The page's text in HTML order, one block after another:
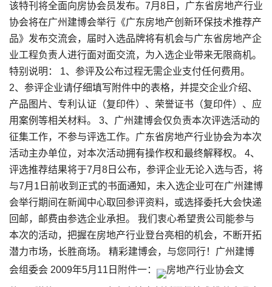
该特刊将全面向房协会员发布。7月8日，广东省房地产行业
协会将在广州建博会举行《广东房地产创新环保技术推荐产
品》发布交流会，届时入选品牌将有机会与广东省房地产企
业工程负责人进行面对面交流，为入选企业带来无限商机。
特别说明： 1、参评及公布过程无需企业支付任何费用。
2、参评企业请仔细填写附件中的表格，并提交企业介绍、
产品图片、专利认证（复印件）、荣誉证书（复印件）、应
用案例等相关材料。 3、广州建博会仅负责本次评选活动的
征集工作，不参与评选工作。广东省房地产行业协会为本次
活动主办单位，对本次活动拥有操作权和最终解释权。 4、
评选推荐结果将于7月8日公布，参评企业无论入选与否，将
与7月1日前收到正式的书面通知，未入选企业可在广州建博
会举行期间在新闻中心取回参评资料，或选择委托大会快递
回邮，邮费由参选企业承担。 我们衷心希望贵公司能参与
本次的活动，把握在房地产行业登台亮相的机会，不断开拓
潜力市场，长胜商场。 精彩建博会，与您同行！广州建博
会组委会 2009年5月11日附件一：
房地产行业协会文